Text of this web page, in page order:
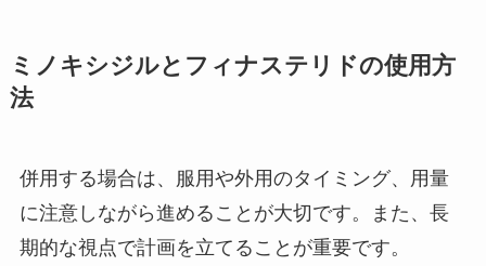
ミノキシジルとフィナステリドの使用方
法
併用する場合は、服用や外用のタイミング、用量
に注意しながら進めることが大切です。また、長
期的な視点で計画を立てることが重要です。